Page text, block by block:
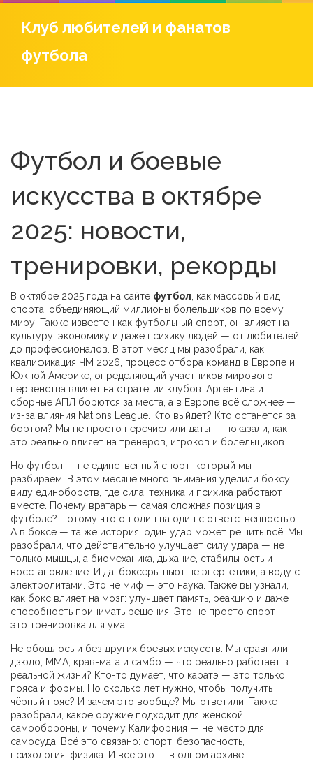
Клуб любителей и фанатов
футбола
Футбол и боевые
искусства в октябре
2025: новости,
тренировки, рекорды
В октябре 2025 года на сайте футбол как массовый вид
спорта, объединяющий миллионы болельщиков по всему
миру . Также известен как футбольный спорт , он влияет на
культуру, экономику и даже психику людей — от любителей
до профессионалов.
В этот месяц мы разобрали, как
квалификация ЧМ 2026 процесс отбора команд в Европе и
Южной Америке, определяющий участников мирового
первенства влияет на стратегии клубов. Аргентина и
сборные АПЛ борются за места, а в Европе всё сложнее —
из-за влияния Nations League. Кто выйдет? Кто останется за
бортом? Мы не просто перечислили даты — показали, как
это реально влияет на тренеров, игроков и болельщиков.
Но футбол — не единственный спорт, который мы
разбираем. В этом месяце много внимания уделили боксу
виду единоборств, где сила, техника и психика работают
вместе . Почему вратарь — самая сложная позиция в
футболе? Потому что он один на один с ответственностью.
А в боксе — та же история: один удар может решить всё. Мы
разобрали, что действительно улучшает силу удара — не
только мышцы, а биомеханика, дыхание, стабильность и
восстановление. И да, боксеры пьют не энергетики, а воду с
электролитами. Это не миф — это наука. Также вы узнали,
как бокс влияет на мозг: улучшает память, реакцию и даже
способность принимать решения. Это не просто спорт —
это тренировка для ума.
Не обошлось и без других боевых искусств. Мы сравнили
дзюдо, ММА, крав-мага и самбо — что реально работает в
реальной жизни? Кто-то думает, что каратэ — это только
пояса и формы. Но сколько лет нужно, чтобы получить
чёрный пояс? И зачем это вообще? Мы ответили. Также
разобрали, какое оружие подходит для женской
самообороны, и почему Калифорния — не место для
самосуда. Всё это связано: спорт, безопасность,
психология, физика. И всё это — в одном архиве.